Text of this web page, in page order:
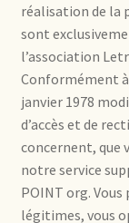
réalisation de la
sont
l’association
Conformément
janvier 1978
d’accès et de
concernent, que
notre service
POINT org.
légitimes, vous